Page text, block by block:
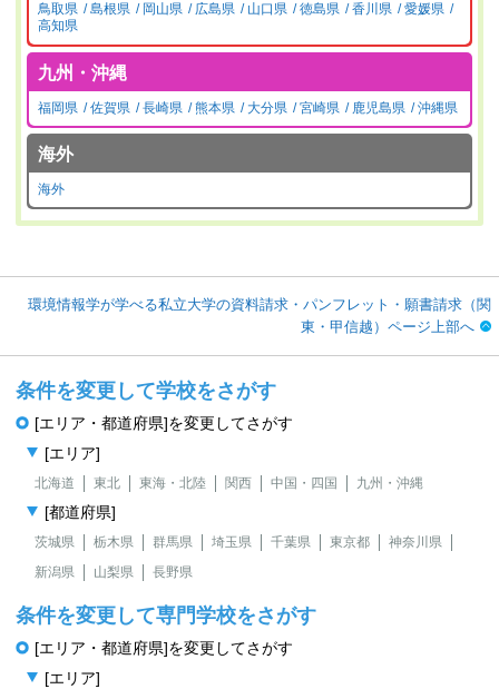
鳥取県 島根県 岡山県 広島県 山口県 徳島県 香川県
愛媛県
高知県
九州・沖縄
福岡県 佐賀県 長崎県 熊本県 大分県 宮崎県 鹿児島県 沖縄県
海外
海外
環境情報学が学べる私立大学の資料請求・パンフレット・願書請求（関
東・甲信越）ページ上部へ
条件を変更して学校をさがす
[エリア・都道府県]を変更してさがす
[エリア]
北海道 東北 東海・北陸 関西 中国・四国 九州・沖縄
[都道府県]
茨城県 栃木県 群馬県 埼玉県 千葉県 東京都
神奈川県
新潟県
山梨県 長野県
条件を変更して専門学校をさがす
[エリア・都道府県]を変更してさがす
[エリア]